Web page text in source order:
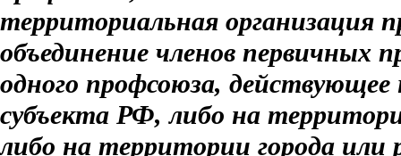
территориальная организация
объединение членов первичных
одного профсоюза,
субъекта РФ, либо на
либо на территории города или